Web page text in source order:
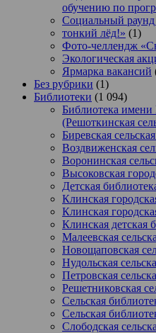
обучению по
Социальный раунд
тонкий лёд!» (1)
Фото-челлендж
Экологическая
Ярмарка вакансий
Без рубрики (1)
Библиотеки (1 094)
Библиотека
(Решоткинская
Биревская
Воздвиженская
Воронинская
Высоковская
Детская
Клинская
Клинская
Клинская детская
Малеевская
Новощаповская
Нудольская
Петровская
Решетниковская
Сельская
Сельская
Слободская